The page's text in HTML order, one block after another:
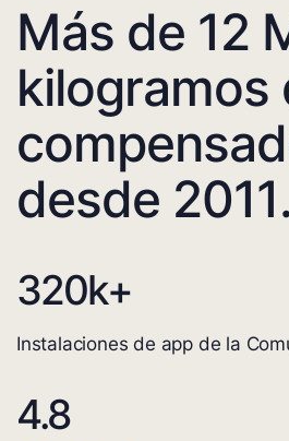
Más de 12
kilogramos
desde 2011.
320k+
Instalaciones de app de la
4.8